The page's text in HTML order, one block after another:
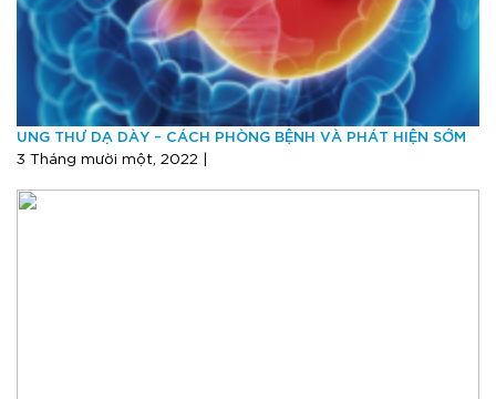
UNG THƯ DẠ DÀY – CÁCH PHÒNG BỆNH VÀ PHÁT HIỆN SỚM
3 Tháng mười một, 2022 |